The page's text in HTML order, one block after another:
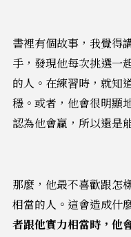
書裡有個故事，我覺得
手，發現他每次挑選一
的人。在練習時，就知
穩。或者，他會很明顯
認為他會贏，所以還是
那麼，他最不喜歡跟怎
相當的人。這會造成什
者跟他實力相當時，他